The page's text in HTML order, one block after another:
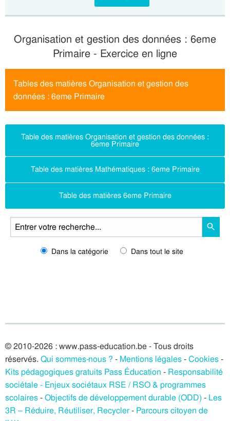
Organisation et gestion des données : 6eme
Primaire - Exercice en ligne
Tables des matières Organisation et gestion des
données : 6eme Primaire
Table des matières Organisation et gestion des données :
6eme Primaire
Table des matières Mathématiques : 6eme Primaire
Table des matières 6eme Primaire
Dans la catégorie Dans tout le site
© 2010-2026 : www.pass-education.be - Tous droits
réservés. Qui sommes-nous ? - Mentions légales-Cookies-
Kits pédagogiques gratuits Pass Éducation - Responsabilité
sociétale - Enjeux sociétaux RSE / RSO & programmes
scolaires-Objectifs de développement durable (ODD) - Les
3R – Réduire, Réutiliser, Recycler- Parcours citoyen de